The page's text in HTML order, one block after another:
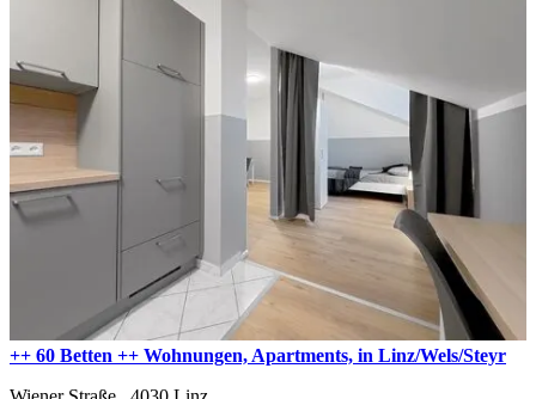
++ 60 Betten ++ Wohnungen, Apartments, in Linz/Wels/Steyr